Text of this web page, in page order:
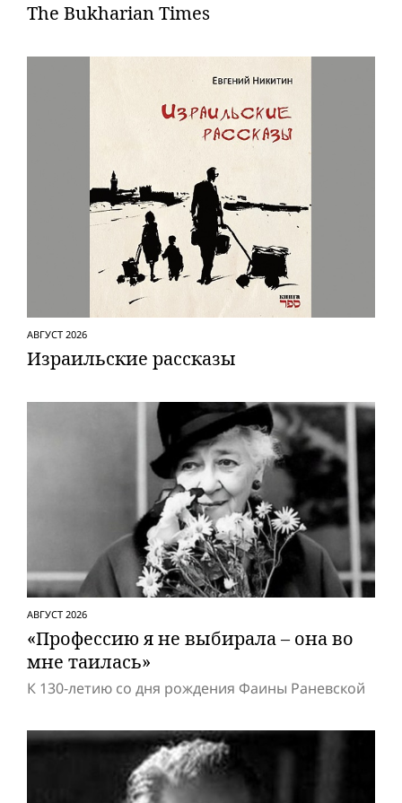
The Bukharian Times
АВГУСТ 2026
Израильские рассказы
АВГУСТ 2026
«Профессию я не выбирала – она во
мне таилась»
К 130-летию со дня рождения Фаины Раневской